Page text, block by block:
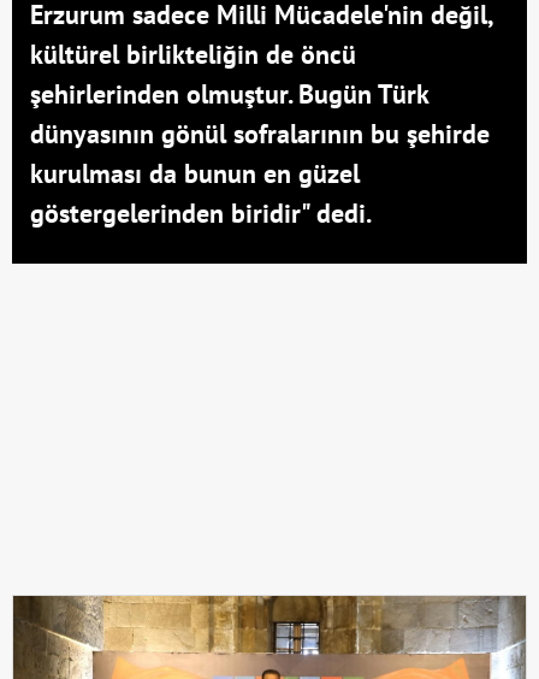
Erzurum sadece Milli Mücadele'nin değil,
kültürel birlikteliğin de öncü
şehirlerinden olmuştur. Bugün Türk
dünyasının gönül sofralarının bu şehirde
kurulması da bunun en güzel
göstergelerinden biridir" dedi.